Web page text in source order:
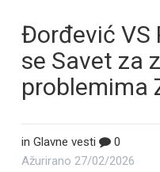
Đorđević VS
se Savet za
problemima
in Glavne vesti
0
Ažurirano 27/02/2026